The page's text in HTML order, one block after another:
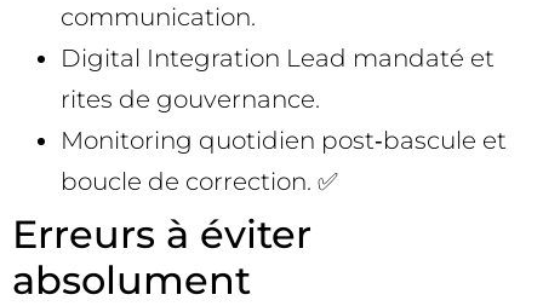
communication.
Digital Integration Lead mandaté et
rites de gouvernance.
Monitoring quotidien post‑bascule et
boucle de correction. ✅
Erreurs à éviter
absolument